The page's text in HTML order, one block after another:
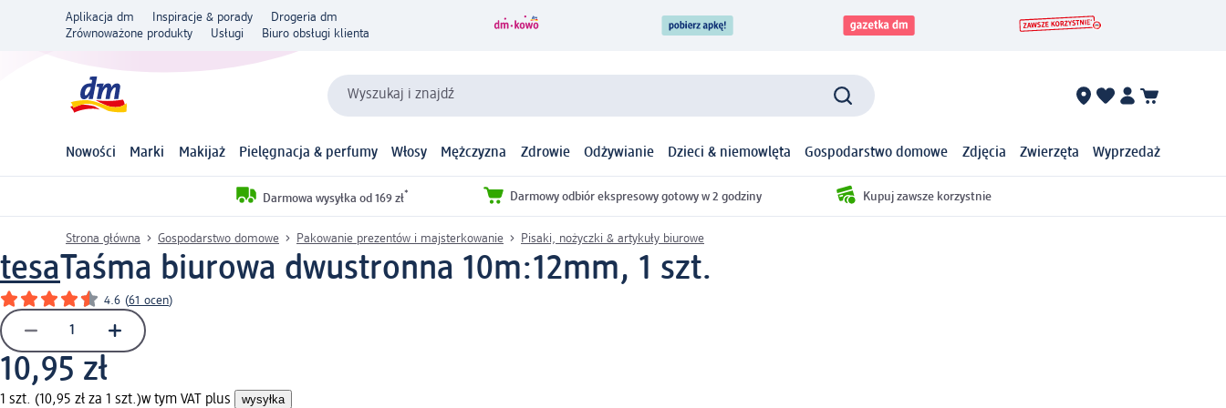
Aplikacja dm Inspiracje & porady
Drogeria dm
Zrównoważone produkty
Usługi Biuro obsługi klienta
Wyszukaj i znajdź
Nowości Marki Makijaż Pielęgnacja & perfumy Włosy Mężczyzna Zdrowie Odżywianie Dzieci & niemowlęta Gospodarstwo domowe Zdjęcia Zwierzęta Wyprzedaż
Darmowa wysyłka od 169 zł* Darmowy odbiór ekspresowy gotowy w 2 godziny Kupuj zawsze korzystnie
Strona główna Gospodarstwo domowe Pakowanie prezentów i majsterkowanie Pisaki, nożyczki & artykuły biurowe
tesaTaśma biurowa dwustronna 10m:12mm, 1 szt.
4.6 (61 ocen)
10,95 zł
1 szt. (10,95 zł za 1 szt.)w tym VAT plus wysyłka